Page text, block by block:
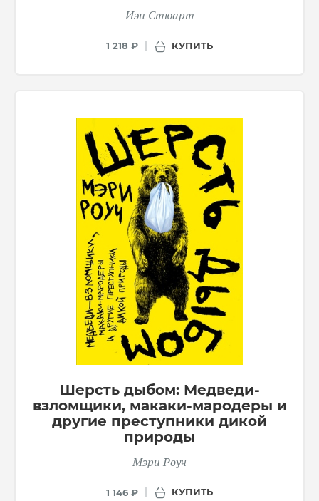
Иэн Стюарт
1 218 ₽ КУПИТЬ
Шерсть дыбом: Медведи-
взломщики, макаки-мародеры и
другие преступники дикой
природы
Мэри Роуч
1 146 ₽ КУПИТЬ